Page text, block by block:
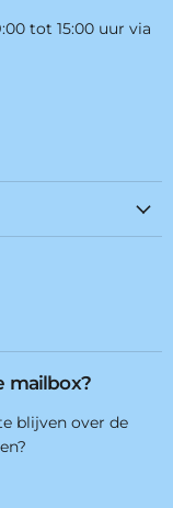
tot 15:00 uur via
mailbox?
blijven over de